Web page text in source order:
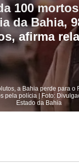
100
da Bahia,
afirma
a Bahia perde para o
pela polícia | Foto:
Estado da Bahia